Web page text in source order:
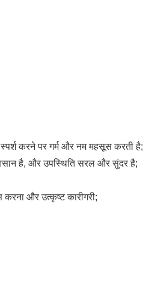
करने पर गर्म और नम महसूस करती है;
है, और उपस्थिति सरल और सुंदर है;
करना और उत्कृष्ट कारीगरी;